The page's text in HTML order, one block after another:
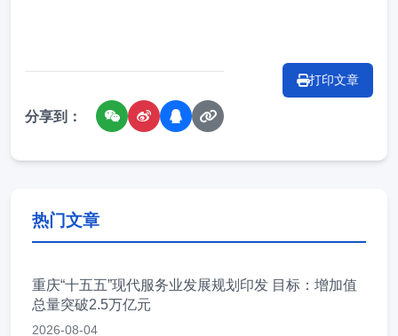
分享到：
打印文章
热门文章
重庆“十五五”现代服务业发展规划印发 目标：增加值
总量突破2.5万亿元
2026-08-04